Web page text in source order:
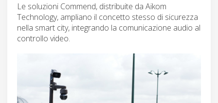
Le soluzioni Commend, distribuite da Aikom
Technology, ampliano il concetto stesso di sicurezza
nella smart city, integrando la comunicazione audio al
controllo video.